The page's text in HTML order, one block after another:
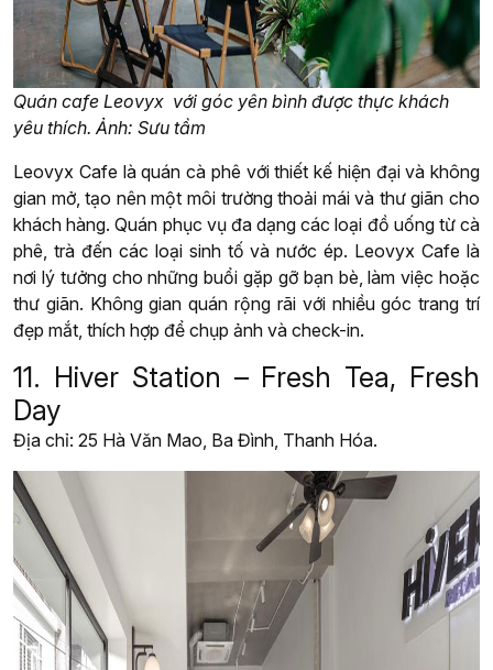
Quán cafe Leovyx với góc yên bình được thực khách
yêu thích. Ảnh: Sưu tầm
Leovyx Cafe là quán cà phê với thiết kế hiện đại và không
gian mở, tạo nên một môi trường thoải mái và thư giãn cho
khách hàng. Quán phục vụ đa dạng các loại đồ uống từ cà
phê, trà đến các loại sinh tố và nước ép. Leovyx Cafe là
nơi lý tưởng cho những buổi gặp gỡ bạn bè, làm việc hoặc
thư giãn. Không gian quán rộng rãi với nhiều góc trang trí
đẹp mắt, thích hợp để chụp ảnh và check-in.
11. Hiver Station – Fresh Tea, Fresh
Day
Địa chỉ: 25 Hà Văn Mao, Ba Đình, Thanh Hóa.